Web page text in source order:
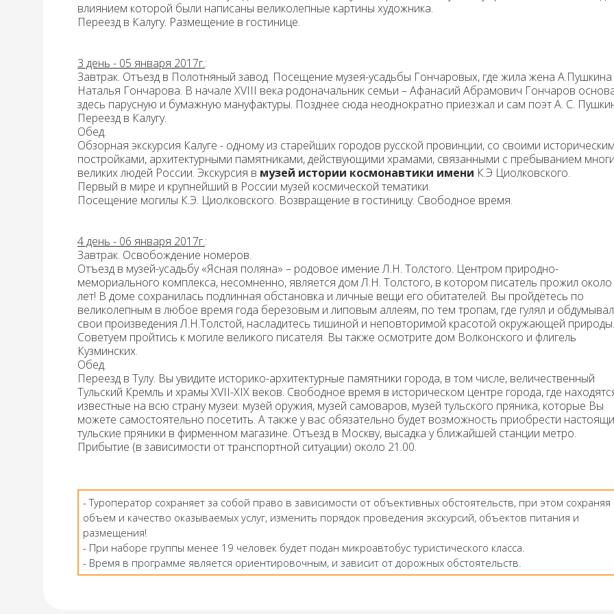
влиянием которой были написаны великолепные картины художника.
Переезд в Калугу. Размещение в гостинице.
3 день - 05 января 2017г.:
Завтрак. Отъезд в Полотняный завод. Посещение музея-усадьбы Гончаровых, где жила жена А.Пушкина
Наталья Гончарова. В начале XVIII века родоначальник семьи – Афанасий Абрамович Гончаров
здесь парусную и бумажную мануфактуры. Позднее сюда неоднократно приезжал и сам поэт А. С.
Переезд в Калугу.
Обед.
Обзорная экскурсия Калуге - одному из старейших городов русской провинции, со своими
постройками, архитектурными памятниками, действующими храмами, связанными с пребыванием
великих людей России. Экскурсия в музей истории космонавтики имени К.Э Циолковского.
Первый в мире и крупнейший в России музей космической тематики.
Посещение могилы К.Э. Циолковского. Возвращение в гостиницу. Свободное время.
4 день - 06 января 2017г.:
Завтрак. Освобождение номеров.
Отъезд в музей-усадьбу «Ясная поляна» – родовое имение Л.Н. Толстого. Центром природно-
мемориального комплекса, несомненно, является дом Л.Н. Толстого, в котором писатель прожил около
лет! В доме сохранилась подлинная обстановка и личные вещи его обитателей. Вы пройдётесь по
великолепным в любое время года березовым и липовым аллеям, по тем тропам, где гулял и обдумывал
свои произведения Л.Н.Толстой, насладитесь тишиной и неповторимой красотой окружающей природы.
Советуем пройтись к могиле великого писателя. Вы также осмотрите дом Волконского и флигель
Кузминских.
Обед.
Переезд в Тулу. Вы увидите историко-архитектурные памятники города, в том числе, величественный
Тульский Кремль и храмы XVII-XIX веков. Свободное время в историческом центре города, где
известные на всю страну музеи: музей оружия, музей самоваров, музей тульского пряника, которые Вы
можете самостоятельно посетить. А также у вас обязательно будет возможность приобрести
тульские пряники в фирменном магазине. Отъезд в Москву, высадка у ближайшей станции метро.
Прибытие (в зависимости от транспортной ситуации) около 21.00.
- Туроператор сохраняет за собой право в зависимости от объективных обстоятельств, при этом сохраняя
объем и качество оказываемых услуг, изменить порядок проведения экскурсий, объектов питания и
размещения!
- При наборе группы менее 19 человек будет подан микроавтобус туристического класса.
- Время в программе является ориентировочным, и зависит от дорожных обстоятельств.